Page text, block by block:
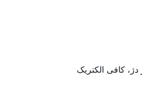
دژ، کافی الکتریک